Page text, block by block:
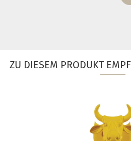
ZU DIESEM PRODUKT